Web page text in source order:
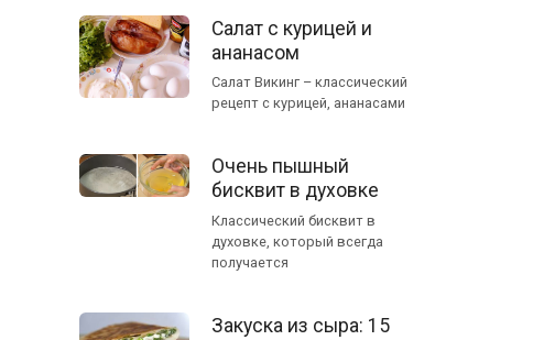
Салат с курицей и
ананасом
Салат Викинг – классический
рецепт с курицей, ананасами
Очень пышный
бисквит в духовке
Классический бисквит в
духовке, который всегда
получается
Закуска из сыра: 15